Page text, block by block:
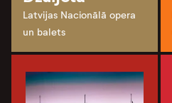
Latvijas Nacionālā opera
un balets